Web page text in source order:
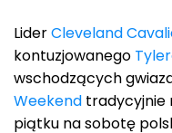
LiderCleveland
kontuzjowanego
wschodzących
Weekend tradycyjnie
piątku na sobotę